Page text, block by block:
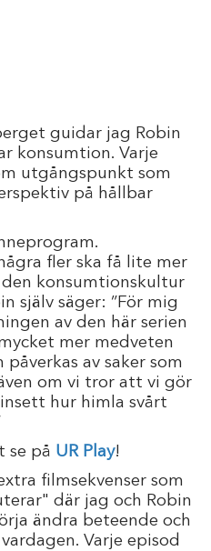
guidar jag Robin
konsumtion. Varje
utgångspunkt som
på hållbar
fler ska få lite mer
konsumtionskultur
själv säger: ”För mig
av den här serien
mer medveten
av saker som
om vi tror att vi gör
hur himla svårt
se på UR Play!
filmsekvenser som
där jag och Robin
ändra beteende och
Varje episod